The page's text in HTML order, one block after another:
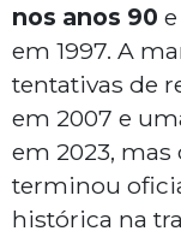
nos anos 90
em 1997. A
tentativas de
em 2007 e
em 2023,
terminou
histórica na